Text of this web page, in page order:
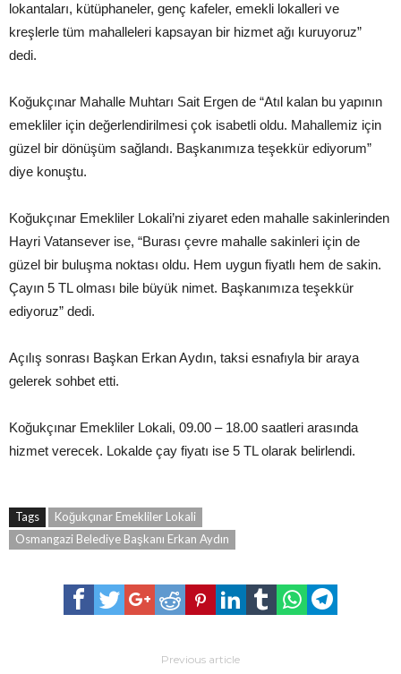
lokantaları, kütüphaneler, genç kafeler, emekli lokalleri ve
kreşlerle tüm mahalleleri kapsayan bir hizmet ağı kuruyoruz”
dedi.
Koğukçınar Mahalle Muhtarı Sait Ergen de “Atıl kalan bu yapının
emekliler için değerlendirilmesi çok isabetli oldu. Mahallemiz için
güzel bir dönüşüm sağlandı. Başkanımıza teşekkür ediyorum”
diye konuştu.
Koğukçınar Emekliler Lokali’ni ziyaret eden mahalle sakinlerinden
Hayri Vatansever ise, “Burası çevre mahalle sakinleri için de
güzel bir buluşma noktası oldu. Hem uygun fiyatlı hem de sakin.
Çayın 5 TL olması bile büyük nimet. Başkanımıza teşekkür
ediyoruz” dedi.
Açılış sonrası Başkan Erkan Aydın, taksi esnafıyla bir araya
gelerek sohbet etti.
Koğukçınar Emekliler Lokali, 09.00 – 18.00 saatleri arasında
hizmet verecek. Lokalde çay fiyatı ise 5 TL olarak belirlendi.
Tags
Koğukçınar Emekliler Lokali
Osmangazi Belediye Başkanı Erkan Aydın
Previous article